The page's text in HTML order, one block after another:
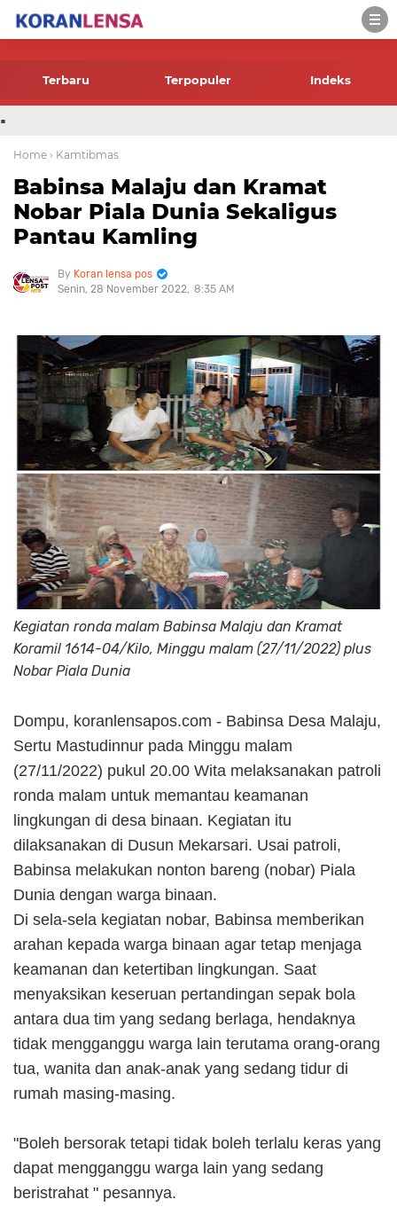
-->
Terbaru Terpopuler Indeks
.
Home › Kamtibmas
Babinsa Malaju dan Kramat
Nobar Piala Dunia Sekaligus
Pantau Kamling
Koran lensa pos
Senin, 28 November 2022 8:35 AM
Kegiatan ronda malam Babinsa Malaju dan Kramat
Koramil 1614-04/Kilo, Minggu malam (27/11/2022) plus
Nobar Piala Dunia
Dompu, koranlensapos.com - Babinsa Desa Malaju,
Sertu Mastudinnur pada Minggu malam
(27/11/2022) pukul 20.00 Wita melaksanakan patroli
ronda malam untuk memantau keamanan
lingkungan di desa binaan. Kegiatan itu
dilaksanakan di Dusun Mekarsari. Usai patroli,
Babinsa melakukan nonton bareng (nobar) Piala
Dunia dengan warga binaan.
Di sela-sela kegiatan nobar, Babinsa memberikan
arahan kepada warga binaan agar tetap menjaga
keamanan dan ketertiban lingkungan. Saat
menyaksikan keseruan pertandingan sepak bola
antara dua tim yang sedang berlaga, hendaknya
tidak mengganggu warga lain terutama orang-orang
tua, wanita dan anak-anak yang sedang tidur di
rumah masing-masing.
"Boleh bersorak tetapi tidak boleh terlalu keras yang
dapat mengganggu warga lain yang sedang
beristrahat " pesannya.